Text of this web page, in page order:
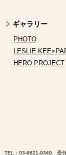
ギャラリー
PHOTO
LESLIE
HERO PROJECT
TEL： 03-6821-9349 受付